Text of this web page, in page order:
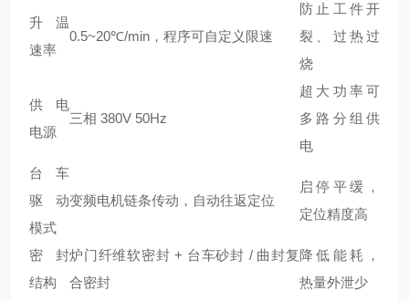
升温
速率
0.5~20℃/min，程序可自定义限速
防止工件开
裂、过热过
烧
供电
电源
三相 380V 50Hz
超大功率可
多路分组供
电
台车
驱动
模式
变频电机链条传动，自动往返定位
启停平缓，
定位精度高
密封
结构
炉门纤维软密封 + 台车砂封 / 曲封复
合密封
降低能耗，
热量外泄少